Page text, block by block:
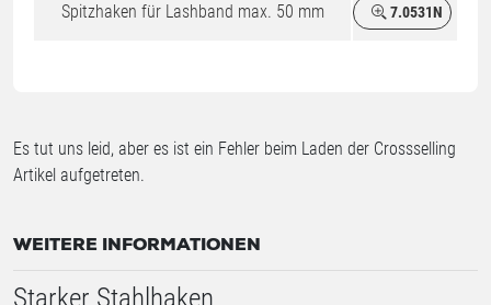
Spitzhaken für Lashband max. 50 mm 7.0531N
Es tut uns leid, aber es ist ein Fehler beim Laden der Crossselling
Artikel aufgetreten.
WEITERE INFORMATIONEN
Starker Stahlhaken